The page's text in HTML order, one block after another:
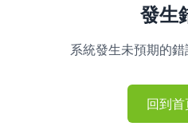
發生
系統發生未預期的錯
回到